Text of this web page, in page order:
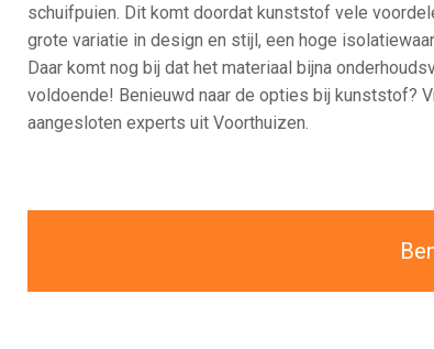
schuifpuien. Dit komt doordat kunststof vele
grote variatie in design en stijl, een hoge
Daar komt nog bij dat het materiaal bijna
voldoende! Benieuwd naar de opties bij kunststof?
aangesloten experts uit Voorthuizen.